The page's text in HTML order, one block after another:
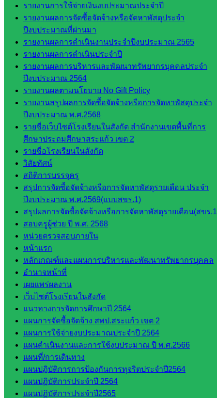
รายงานการใช้จ่ายเงินงบประมาณประจำปี
รายงานผลการจัดซื้อจัดจ้างหรือจัดหาพัสดุประจำ
ปีงบประมาณที่ผ่านมา
รายงานผลการดำเนินงานประจำปีงบประมาณ 2565
รายงานผลการดำเนินประจำปี
รายงานผลการบริหารและพัฒนาทรัพยากรบุคคลประจำ
ปีงบประมาณ 2564
รายงานผลตามนโยบาย No Gift Policy
รายงานสรุปผลการจัดซื้อจัดจ้างหรือการจัดหาพัสดุประจำ
ปีงบประมาณ พ.ศ.2568
รายชื่อเว็บไซต์โรงเรียนในสังกัด สำนักงานเขตพื้นที่การ
ศึกษาประถมศึกษาสระแก้ว เขต 2
รายชื่อโรงเรียนในสังกัด
วิสัยทัศน์
สถิติการบรรจุครู
สรุปการจัดซื้อจัดจ้างหรือการจัดหาพัสดุรายเดือน ประจำ
ปีงบประมาณ พ.ศ.2569(แบบสขร.1)
สรุปผลการจัดซื้อจัดจ้างหรือการจัดหาพัสดุรายเดือน(สขร
สอบครูผู้ช่วย ปี พ.ศ. 2568
หน่วยตรวจสอบภายใน
หน้าแรก
หลักเกณฑ์และแผนการบริหารและพัฒนาทรัพยากรบุคคล
อำนาจหน้าที่
เผยแพร่ผลงาน
เว็บไซต์โรงเรียนในสังกัด
แนวทางการจัดการศึกษาปี 2564
แผนการจัดซื้อจัดจ้าง สพป.สระแก้ว เขต 2
แผนการใช้จ่ายงบประมาณประจำปี 2564
แผนดำเนินงานและการใช้งบประมาณ ปี พ.ศ.2566
แผนที่/การเดินทาง
แผนปฏิบัติการการป้องกันการทุจริตประจำปี2564
แผนปฏิบัติการประจำปี 2564
แผนปฏิบัติการประจำปี2565
ดาวน์โหลด
เอกสาร
กลุ่
มอำนวย
การ
กลุ่ม
บริหาร
งานงาน
เงินและ
สินทรัพย์
กลุ่มน
โยบาย
และแผน
กลุ่มส่ง
เสริมการ
จัดการ
ศึกษา
กลุ่ม
บริหาร
งาน
บุคคล
กลุ่ม
พัฒนาครู
และบุ
คลากรฯ
กลุ่มนิ
เทศ
ติดตาม
และประ
เมินผลฯ